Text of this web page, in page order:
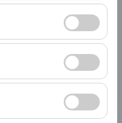
güvenlik,
gereklidir. Devre
(ziyaretçi sayısı,
davranışları)
web sitesi
deneyimini sürekli
kişiselleştirilmiş
oranı) ölçmemize